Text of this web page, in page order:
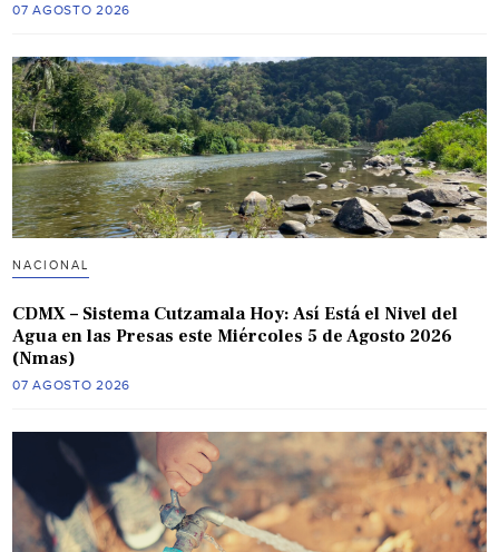
07 AGOSTO 2026
NACIONAL
CDMX – Sistema Cutzamala Hoy: Así Está el Nivel del
Agua en las Presas este Miércoles 5 de Agosto 2026
(Nmas)
07 AGOSTO 2026